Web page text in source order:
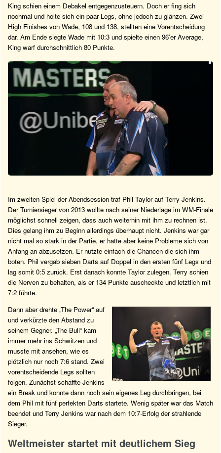
King schien einem Debakel entgegenzusteuern. Doch er fing sich
nochmal und holte sich ein paar Legs, ohne jedoch zu glänzen. Zwei
High Finishes von Wade, 108 und 138, stellten eine Vorentscheidung
dar. Am Ende siegte Wade mit 10:3 und spielte einen 96’er Average,
King warf durchschnittlich 80 Punkte.
Im zweiten Spiel der Abendsession traf Phil Taylor auf Terry Jenkins.
Der Turniersieger von 2013 wollte nach seiner Niederlage im WM-Finale
möglichst schnell zeigen, dass auch weiterhin mit ihm zu rechnen ist.
Dies gelang ihm zu Beginn allerdings überhaupt nicht. Jenkins war gar
nicht mal so stark in der Partie, er hatte aber keine Probleme sich von
Anfang an abzusetzen. Er nutzte einfach die Chancen die sich ihm
boten. Phil vergab sieben Darts auf Doppel in den ersten fünf Legs und
lag somit 0:5 zurück. Erst danach konnte Taylor zulegen. Terry schien
die Nerven zu behalten, als er 134 Punkte auscheckte und letztlich mit
7:2 führte.
Dann aber drehte „The Power“ auf
und verkürzte den Abstand zu
seinem Gegner. „The Bull“ kam
immer mehr ins Schwitzen und
musste mit ansehen, wie es
plötzlich nur noch 7:6 stand. Zwei
vorentscheidende Legs sollten
folgen. Zunächst schaffte Jenkins
ein Break und konnte dann noch sein eigenes Leg durchbringen, bei
dem Phil mit fünf perfekten Darts startete. Wenig später war das Match
beendet und Terry Jenkins war nach dem 10:7-Erfolg der strahlende
Sieger.
Weltmeister startet mit deutlichem Sieg